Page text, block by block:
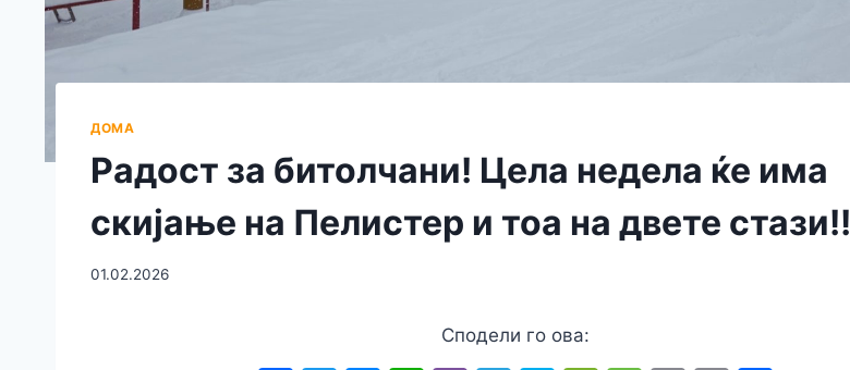
ДОМА
Радост за битолчани! Цела недела ќе има
скијање на Пелистер и тоа на двете стази!!
01.02.2026
Сподели го ова: